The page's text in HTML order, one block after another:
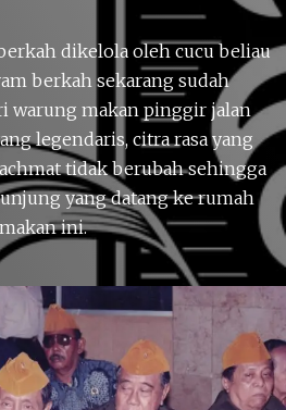
dikelola oleh cucu beliau
berkah sekarang sudah
warung makan pinggir jalan
legendaris, citra rasa yang
tidak berubah sehingga
yang datang ke rumah
makan ini.